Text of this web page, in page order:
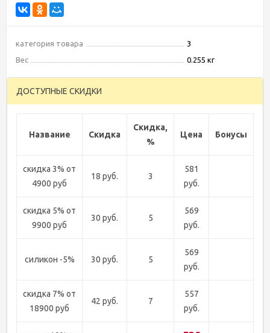
категория товара
3
Вес
0.255 кг
ДОСТУПНЫЕ СКИДКИ
Название Скидка
Скидка,
%
Цена Бонусы
скидка 3% от
4900 руб
18 руб. 3
581
руб.
скидка 5% от
9900 руб
30 руб. 5
569
руб.
силикон -5% 30 руб. 5
569
руб.
скидка 7% от
18900 руб
42 руб. 7
557
руб.